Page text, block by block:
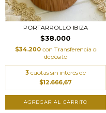
PORTARROLLO IBIZA
$38.000
$34.200 con Transferencia o
depósito
3 cuotas sin interés de
$12.666,67